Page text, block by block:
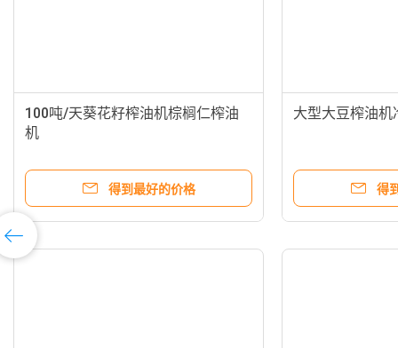
100吨/天葵花籽榨油机棕榈仁榨油
机
得到最好的价格
大型大豆榨油机
得